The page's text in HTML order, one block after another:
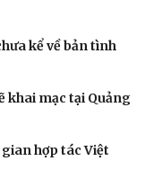
kể về bản tình
khai mạc tại Quảng
hợp tác Việt